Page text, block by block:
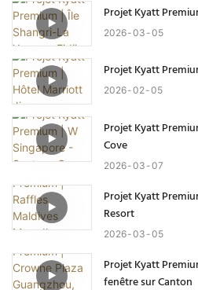
Projet Kyatt
2026 03 05
Projet Kyatt
2026 02 05
Projet Kyatt
Cove
2026 03 07
Projet Kyatt
Resort
2026 03 05
Projet Kyatt
fenêtre sur Canton